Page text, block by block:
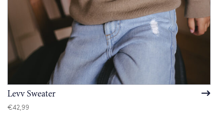
Levv Sweater
€42,99